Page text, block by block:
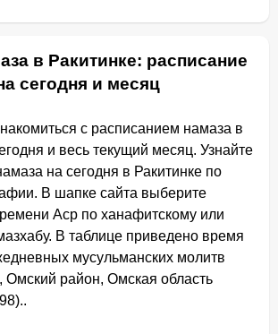
в Ракитинке: расписание
сегодня и месяц
с расписанием намаза в
и весь текущий месяц. Узнайте
на сегодня в Ракитинке по
В шапке сайта выберите
Аср по ханафитскому или
В таблице приведено время
мусульманских молитв
Омский район, Омская область